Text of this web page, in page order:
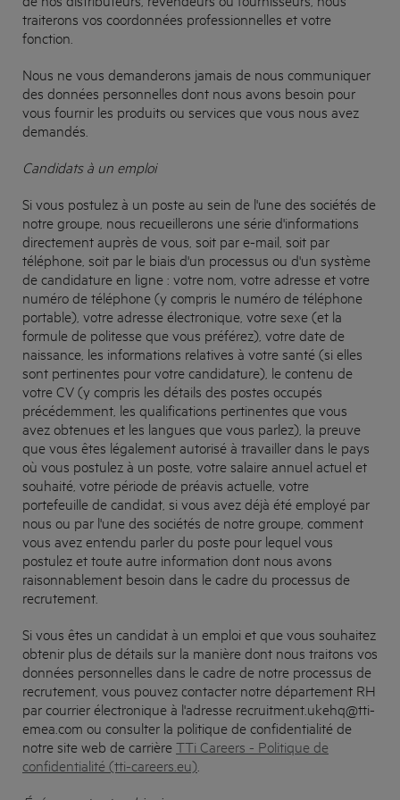
traiterons vos coordonnées professionnelles et votre
fonction.
Nous ne vous demanderons jamais de nous communiquer
des données personnelles dont nous avons besoin pour
vous fournir les produits ou services que vous nous avez
demandés.
Candidats à un emploi
Si vous postulez à un poste au sein de l'une des sociétés de
notre groupe, nous recueillerons une série d'informations
directement auprès de vous, soit par e-mail, soit par
téléphone, soit par le biais d'un processus ou d'un système
de candidature en ligne : votre nom, votre adresse et votre
numéro de téléphone (y compris le numéro de téléphone
portable), votre adresse électronique, votre sexe (et la
formule de politesse que vous préférez), votre date de
naissance, les informations relatives à votre santé (si elles
sont pertinentes pour votre candidature), le contenu de
votre CV (y compris les détails des postes occupés
précédemment, les qualifications pertinentes que vous
avez obtenues et les langues que vous parlez), la preuve
que vous êtes légalement autorisé à travailler dans le pays
où vous postulez à un poste, votre salaire annuel actuel et
souhaité, votre période de préavis actuelle, votre
portefeuille de candidat, si vous avez déjà été employé par
nous ou par l'une des sociétés de notre groupe, comment
vous avez entendu parler du poste pour lequel vous
postulez et toute autre information dont nous avons
raisonnablement besoin dans le cadre du processus de
recrutement.
Si vous êtes un candidat à un emploi et que vous souhaitez
obtenir plus de détails sur la manière dont nous traitons vos
données personnelles dans le cadre de notre processus de
recrutement, vous pouvez contacter notre département RH
par courrier électronique à l'adresse recruitment.ukehq@tti-
emea.com ou consulter la politique de confidentialité de
notre site web de carrièreTTi Careers - Politique de
confidentialité (tti-careers.eu)